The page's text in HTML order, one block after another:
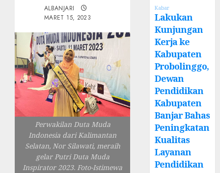
ALBANJARI
MARET 15, 2023
Perwakilan Duta Muda
Indonesia dari Kalimantan
Selatan, Nor Silawati, meraih
gelar Putri Duta Muda
Inspirator 2023. Foto-Istimewa
Kabar
Lakukan
Kunjungan
Kerja ke
Kabupaten
Probolinggo,
Dewan
Pendidikan
Kabupaten
Banjar Bahas
Peningkatan
Kualitas
Layanan
Pendidikan